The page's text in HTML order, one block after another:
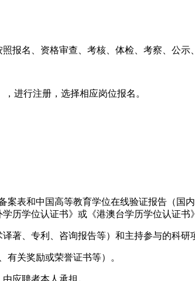
报名、资格审查、考核、体检、考察、公示
，进行注册，选择相应岗位报名。
案表和中国高等教育学位在线验证报告（
历学位认证书》或《港澳台学历学位认证书
著、专利、咨询报告等）和主持参与的科研
有关奖励或荣誉证书等）。
应聘者本人承担。